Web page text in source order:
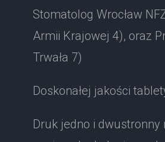
Stomatolog Wrocław
Armii Krajowej 4), oraz
Trwała 7)
Doskonałej jakości
Druk jedno i dwustronny